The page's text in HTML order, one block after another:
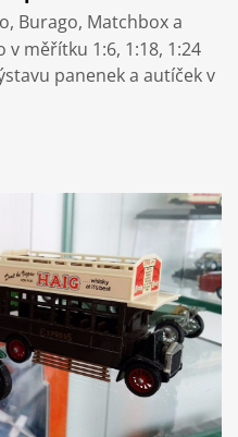
Burago, Matchbox a
měřítku 1:6, 1:18, 1:24
panenek a autíček v